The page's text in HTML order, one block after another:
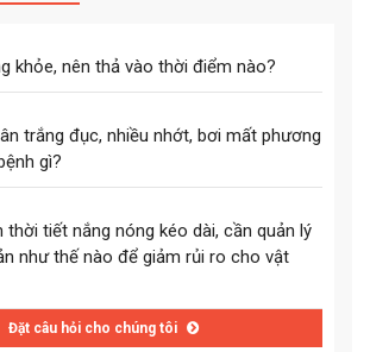
khỏe, nên thả vào thời điểm nào?
trắng đục, nhiều nhớt, bơi mất phương
gì?
thời tiết nắng nóng kéo dài, cần quản lý
như thế nào để giảm rủi ro cho vật
Đặt câu hỏi cho chúng tôi